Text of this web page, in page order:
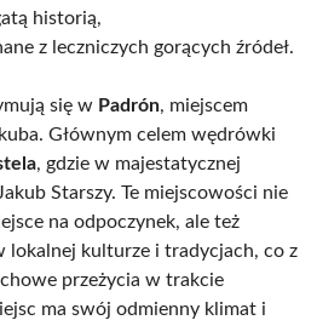
historią,
z leczniczych gorących źródeł.
się w Padrón, miejscem
Głównym celem wędrówki
, gdzie w majestatycznej
Starszy. Te miejscowości nie
na odpoczynek, ale też
lokalnej kulturze i tradycjach, co z
przeżycia w trakcie
ma swój odmienny klimat i